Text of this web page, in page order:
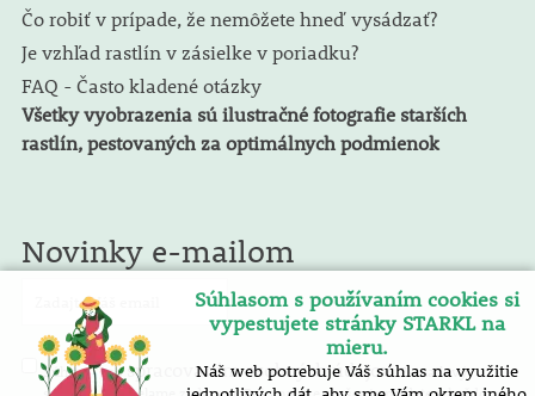
Čo robiť v prípade, že nemôžete hneď vysádzať?
Je vzhľad rastlín v zásielke v poriadku?
FAQ - Často kladené otázky
Všetky vyobrazenia sú ilustračné fotografie starších
rastlín, pestovaných za optimálnych podmienok
Novinky e-mailom
Súhlasím sospracovaním osobných údajov. E-mailový
spravodaj zasielame zadarmo. Pokyny pre zrušenie nájdete v každom
Súhlasom s používaním cookies si
vypestujete stránky STARKL na
mieru.
Náš web potrebuje Váš súhlas na využitie